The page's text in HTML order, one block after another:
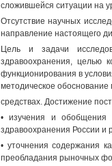
сложившейся ситуации на
Отсутствие научных
направление настоящего
Цель и задачи
здравоохранения, целью
функционирования в
методическое
средствах. Достижение
• изучения и обобщения
здравоохранения России и
• уточнения содержания
преобладания рыночных